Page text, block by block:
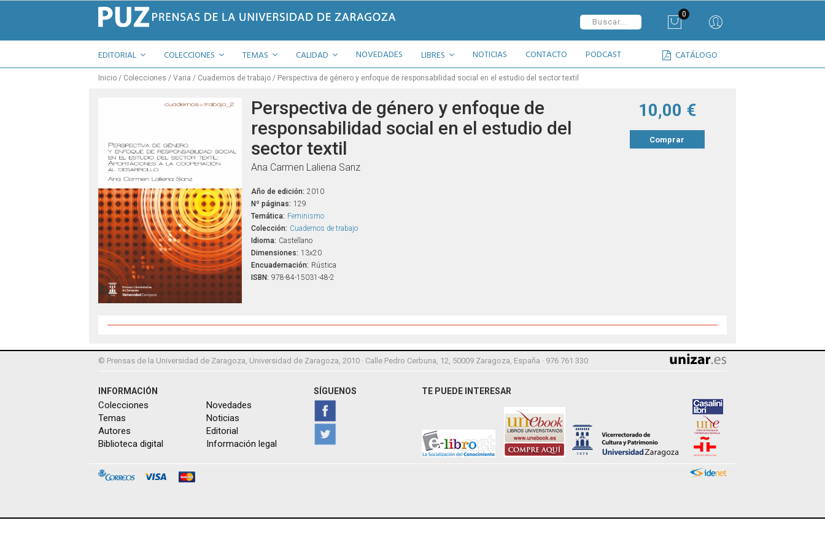
0
EDITORIAL COLECCIONES TEMAS CATÁLOGO
CALIDAD NOVEDADES LIBRES NOTICIAS CONTACTO PODCAST
Inicio Colecciones Varia Cuadernos de trabajo Perspectiva de género y enfoque de responsabilidad social en el estudio del sector textil

Perspectiva de género y enfoque de
responsabilidad social en el estudio del
sector textil
Ana Carmen Laliena Sanz
Año de edición: 2010
Nº páginas: 129
Temática: Feminismo
Colección: Cuadernos de trabajo
Idioma: Castellano
Dimensiones: 13x20
Encuadernación: Rústica
ISBN: 978-84-15031-48-2
10,00 €
Comprar
© Prensas de la Universidad de Zaragoza, Universidad de Zaragoza, 2010 · Calle Pedro Cerbuna, 12, 50009 Zaragoza, España · 976 761 330
INFORMACIÓN
Colecciones
Temas
Autores
Biblioteca digital
Novedades
Noticias
Editorial
Información legal
SÍGUENOS TE PUEDE INTERESAR